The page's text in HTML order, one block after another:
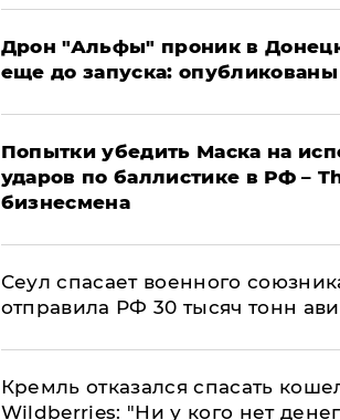
Дрон "Альфы" проник в
еще до запуска:
Попытки убедить Маска на
ударов по баллистике в РФ –
бизнесмена
​Сеул спасает военного
отправила РФ 30 тысяч тонн
Кремль отказался спасать
Wildberries: "Ни у кого нет